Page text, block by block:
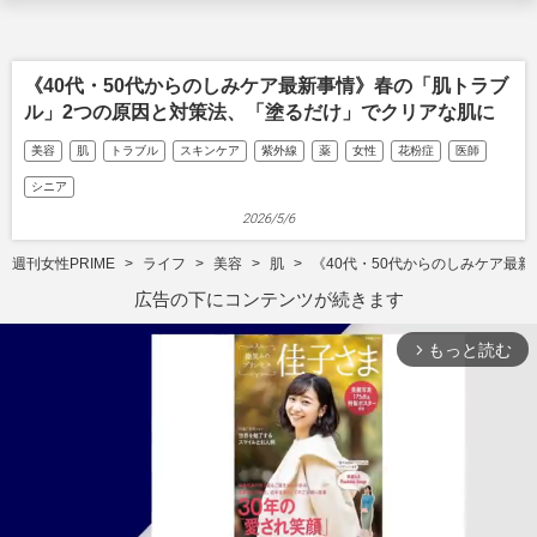
《40代・50代からのしみケア最新事情》春の「肌トラブ
ル」2つの原因と対策法、「塗るだけ」でクリアな肌に
美容 肌 トラブル スキンケア 紫外線 薬 女性 花粉症 医師
シニア
2026/5/6
週刊女性PRIME ライフ 美容 肌 《40代・50代からのしみケア最
広告の下にコンテンツが続きます
arrow_forward_ios もっと読む